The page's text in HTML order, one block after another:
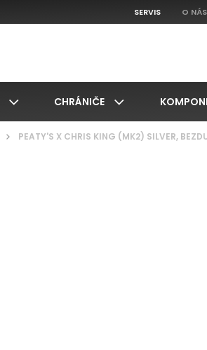
SERVIS O NÁS
CHRÁNIČE
/ PEATY'S X CHRIS KING (MK2) SILVER,